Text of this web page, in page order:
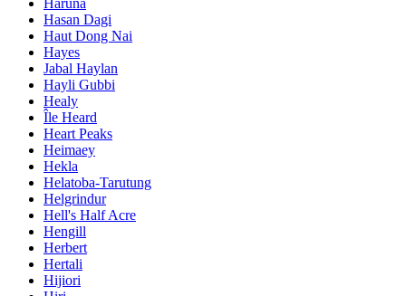
Hasan Dagi
Haut Dong Nai
Hayes
Jabal Haylan
Hayli Gubbi
Healy
Île Heard
Heart Peaks
Heimaey
Hekla
Helatoba-Tarutung
Helgrindur
Hell's Half Acre
Hengill
Herbert
Hertali
Hijiori